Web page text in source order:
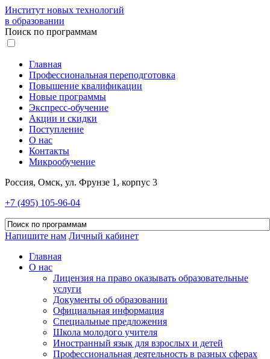
Институт новых технологий
в образовании
Поиск по программам
Главная
Профессиональная переподготовка
Повышение квалификации
Новые программы
Экспресс-обучение
Акции и скидки
Поступление
О нас
Контакты
Микрообучение
Россия, Омск, ул. Фрунзе 1, корпус 3
+7 (495) 105-96-04
Напишите нам Личный кабинет
Главная
О нас
Лицензия на право оказывать образовательные
услуги
Документы об образовании
Официальная информация
Специальные предложения
Школа молодого учителя
Иностранный язык для взрослых и детей
Профессиональная деятельность в разных сферах